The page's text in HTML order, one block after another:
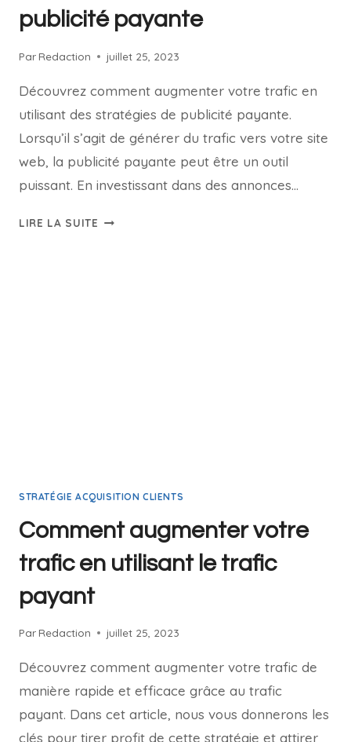
publicité payante
Par Redaction juillet 25, 2023
Découvrez comment augmenter votre trafic en
utilisant des stratégies de publicité payante.
Lorsqu’il s’agit de générer du trafic vers votre site
web, la publicité payante peut être un outil
puissant. En investissant dans des annonces…
LIRE LA SUITE
STRATÉGIE ACQUISITION CLIENTS
Comment augmenter votre
trafic en utilisant le trafic
payant
Par Redaction juillet 25, 2023
Découvrez comment augmenter votre trafic de
manière rapide et efficace grâce au trafic
payant. Dans cet article, nous vous donnerons les
clés pour tirer profit de cette stratégie et attirer